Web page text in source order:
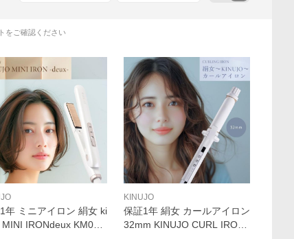
をご確認ください
年 ミニアイロン 絹女 ki
IRONdeux KM001
KINUJO
保証1年 絹女 カールアイロン
32mm KINUJO CURL IRON